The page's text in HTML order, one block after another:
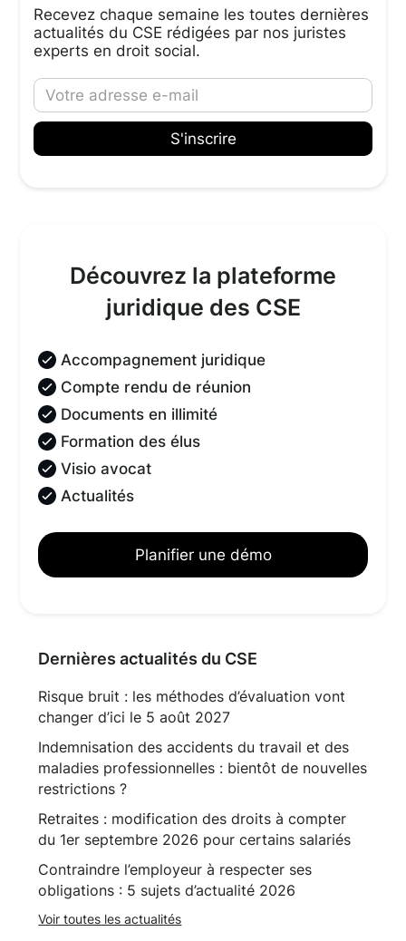
Recevez chaque semaine les toutes dernières
actualités du CSE rédigées par nos juristes
experts en droit social.
Découvrez la plateforme
juridique des CSE
Accompagnement juridique
Compte rendu de réunion
Documents en illimité
Formation des élus
Visio avocat
Actualités
Planifier une démo
Dernières actualités du CSE
Risque bruit : les méthodes d’évaluation vont
changer d’ici le 5 août 2027
Indemnisation des accidents du travail et des
maladies professionnelles : bientôt de nouvelles
restrictions ?
Retraites : modification des droits à compter
du 1er septembre 2026 pour certains salariés
Contraindre l’employeur à respecter ses
obligations : 5 sujets d’actualité 2026
Voir toutes les actualités